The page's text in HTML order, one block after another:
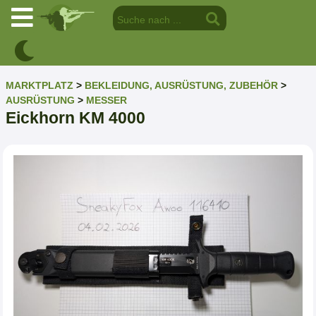
MARKTPLATZ > BEKLEIDUNG, AUSRÜSTUNG, ZUBEHÖR >
AUSRÜSTUNG > MESSER
Eickhorn KM 4000